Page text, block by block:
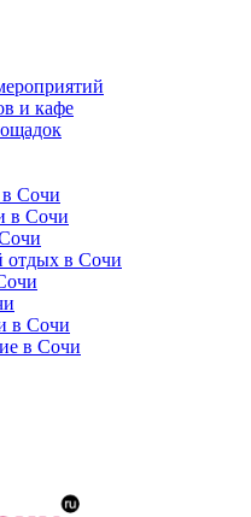
и кафе
в Сочи
в Сочи
отдых в Сочи
в Сочи
в Сочи